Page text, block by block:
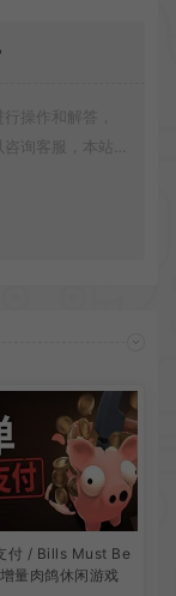
操作和解答，
询客服，本站
付 / Bills Must Be
量肉鸽休闲游戏